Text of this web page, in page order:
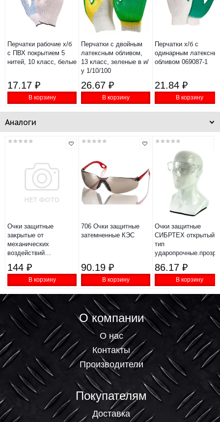
Перчатки рабочие х/б
с ПВХ покрытием 5
нитей, 10 класс, белые
17.17 ₽
В корзину
Перчатки с двойным
латексным обливом,
13 класс, зеленые в и/
у 1/10/100
26.67 ₽
В корзину
Перчатки х/б с
одинарным
обливом 069087-1
21.84 ₽
В корзину
Аналоги
Очки защитные
закрытые от
механических
воздействий
019/2011
144 ₽
В корзину
706 Очки защитные
затемненные КЭС
90.19 ₽
В корзину
Очки защитные
СИБРТЕХ открытый
тип
86.17 ₽
В корзину
О компании
О нас
Контакты
Производители
Покупателям
Доставка